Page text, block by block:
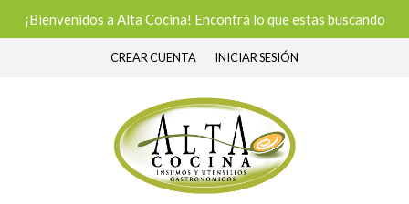
¡Bienvenidos a Alta Cocina! Encontrá lo que estas buscando
CREAR CUENTA INICIAR SESIÓN